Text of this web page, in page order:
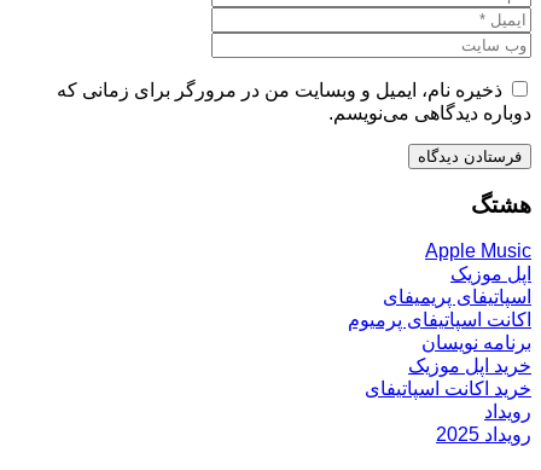
ذخیره نام، ایمیل و وبسایت من در مرورگر برای زمانی که
دوباره دیدگاهی می‌نویسم.
هشتگ
Apple Music
اپل موزیک
اسپاتیفای پریمیفای
اکانت اسپاتیفای پرمیوم
برنامه نویسان
خرید اپل موزیک
خرید اکانت اسپاتیفای
رویداد
رویداد 2025